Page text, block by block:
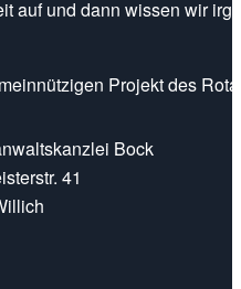
auf und dann wissen wir
Projekt des
Bock
41